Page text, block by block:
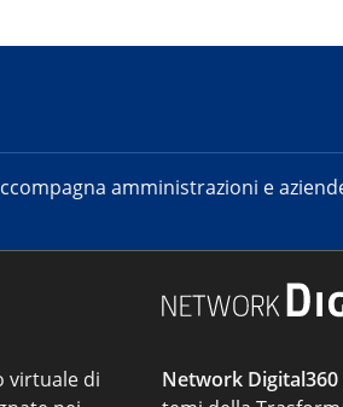
amministrazioni e
virtuale di
Network Digital360